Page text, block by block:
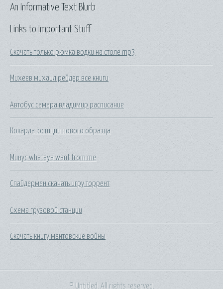
Links to Important Stuff
Скачать только рюмка водки на столе mp3
Михеев михаил рейдер все книги
Автобус самара владимир расписание
Кокарда юстиции нового образца
Минус whataya want from me
Спайдермен скачать игру торрент
Схема грузовой станции
Скачать книгу ментовские войны
An Informative Text Blurb
© Untitled. All rights reserved.